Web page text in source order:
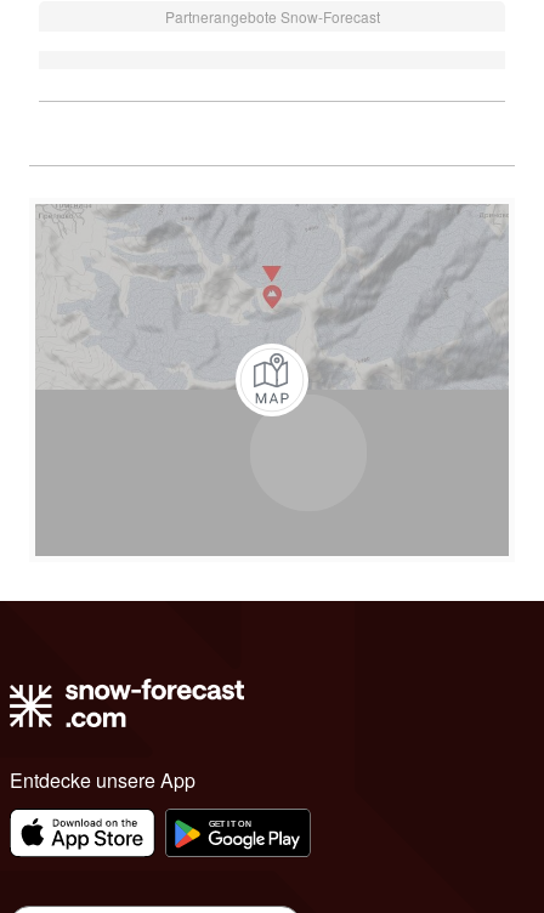
Partnerangebote Snow-Forecast
Entdecke unsere App